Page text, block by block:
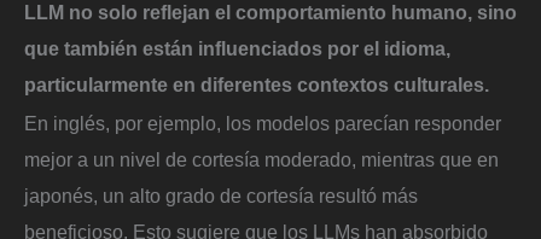
LLM no solo reflejan el comportamiento humano, sino
que también están influenciados por el idioma,
particularmente en diferentes contextos culturales.
En inglés, por ejemplo, los modelos parecían responder
mejor a un nivel de cortesía moderado, mientras que en
japonés, un alto grado de cortesía resultó más
beneficioso. Esto sugiere que los LLMs han absorbido